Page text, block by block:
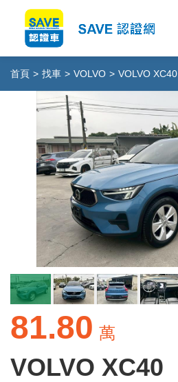
首頁 > 找車 > VOLVO > VOLVO XC40
81.80 萬
VOLVO XC40